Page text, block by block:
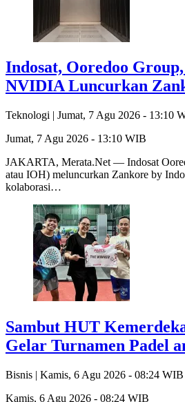
Indosat, Ooredoo
NVIDIA Luncurkan
Teknologi | Jumat, 7 Agu 2026 - 13:10
Jumat, 7 Agu 2026 - 13:10 WIB
JAKARTA, Merata.Net — Indosat
atau IOH) meluncurkan Zankore by
kolaborasi…
Sambut HUT
Gelar Turnamen Padel
Bisnis | Kamis, 6 Agu 2026 - 08:24 WIB
Kamis, 6 Agu 2026 - 08:24 WIB